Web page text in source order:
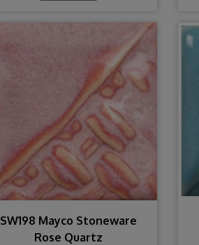
SW198 Mayco Stoneware
Rose Quartz